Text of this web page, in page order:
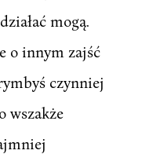
mogą.
o innym zajść
czynniej
wszakże